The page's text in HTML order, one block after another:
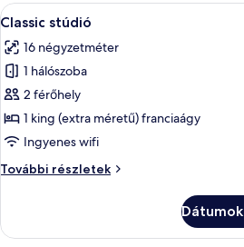
A
következő
szoba
összes
képének
megtekintése:
Classic
Egy
8
Classic stúdió
16 négyzetméter
1 hálószoba
2 férőhely
1 king (extra méretű) franciaágy
Ingyenes wifi
További részletek
Classic